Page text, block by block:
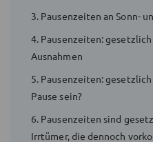
3. Pausenzeiten an Sonn-
4. Pausenzeiten:
Ausnahmen
5. Pausenzeiten:
Pause sein?
6. Pausenzeiten sind
Irrtümer, die dennoch